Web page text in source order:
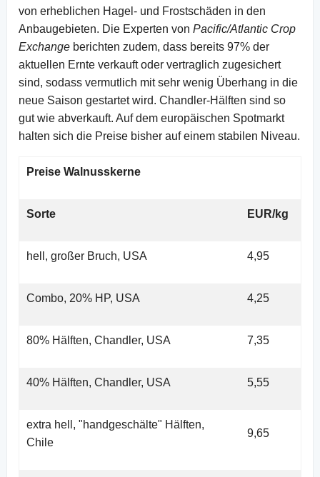
von erheblichen Hagel- und Frostschäden in den
Anbaugebieten. Die Experten von Pacific/Atlantic Crop
Exchange berichten zudem, dass bereits 97% der
aktuellen Ernte verkauft oder vertraglich zugesichert
sind, sodass vermutlich mit sehr wenig Überhang in die
neue Saison gestartet wird. Chandler-Hälften sind so
gut wie abverkauft. Auf dem europäischen Spotmarkt
halten sich die Preise bisher auf einem stabilen Niveau.
Preise Walnusskerne
Sorte EUR/kg
hell, großer Bruch, USA 4,95
Combo, 20% HP, USA 4,25
80% Hälften, Chandler, USA 7,35
40% Hälften, Chandler, USA 5,55
extra hell, "handgeschälte" Hälften,
Chile
9,65